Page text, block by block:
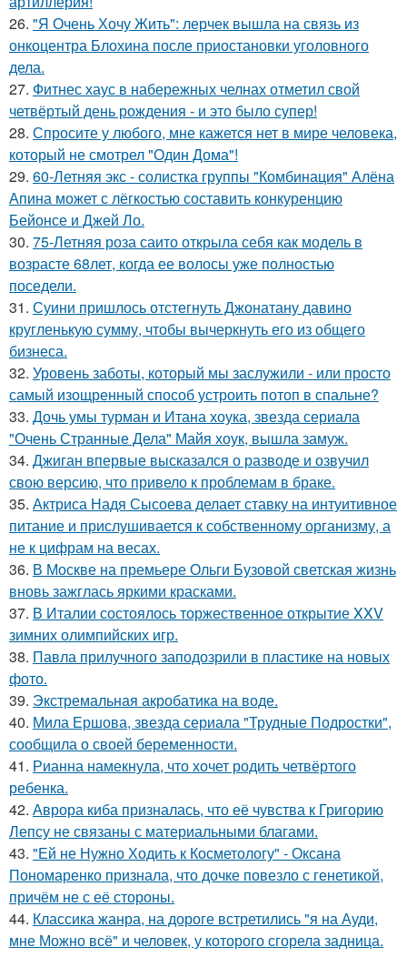
26. "Я Очень Хочу Жить": лерчек вышла на связь из
онкоцентра Блохина после приостановки уголовного
дела.
27. Фитнес хаус в набережных челнах отметил свой
четвёртый день рождения - и это было супер!
28. Спросите у любого, мне кажется нет в мире человека,
который не смотрел "Один Дома"!
29. 60-Летняя экс - солистка группы "Комбинация" Алёна
Апина может с лёгкостью составить конкуренцию
Бейонсе и Джей Ло.
30. 75-Летняя роза саито открыла себя как модель в
возрасте 68лет, когда ее волосы уже полностью
поседели.
31. Суини пришлось отстегнуть Джонатану давино
кругленькую сумму, чтобы вычеркнуть его из общего
бизнеса.
32. Уровень заботы, который мы заслужили - или просто
самый изощренный способ устроить потоп в спальне?
33. Дочь умы турман и Итана хоука, звезда сериала
"Очень Странные Дела" Майя хоук, вышла замуж.
34. Джиган впервые высказался о разводе и озвучил
свою версию, что привело к проблемам в браке.
35. Актриса Надя Сысоева делает ставку на интуитивное
питание и прислушивается к собственному организму, а
не к цифрам на весах.
36. В Москве на премьере Ольги Бузовой светская жизнь
вновь зажглась яркими красками.
37. В Италии состоялось торжественное открытие XXV
зимних олимпийских игр.
38. Павла прилучного заподозрили в пластике на новых
фото.
39. Экстремальная акробатика на воде.
40. Мила Ершова, звезда сериала "Трудные Подростки",
сообщила о своей беременности.
41. Рианна намекнула, что хочет родить четвёртого
ребенка.
42. Аврора киба призналась, что её чувства к Григорию
Лепсу не связаны с материальными благами.
43. "Ей не Нужно Ходить к Косметологу" - Оксана
Пономаренко признала, что дочке повезло с генетикой,
причём не с её стороны.
44. Классика жанра, на дороге встретились "я на Ауди,
мне Можно всё" и человек, у которого сгорела задница.